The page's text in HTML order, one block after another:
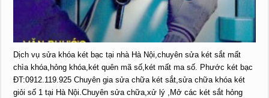
Dịch vụ sửa khóa két bạc tại nhà Hà Nội,chuyên sửa két sắt mất
chìa khóa,hỏng khóa,két quên mã số,két mất ma số. Phước két bạc
ĐT:0912.119.925 Chuyên gia sửa chữa két sắt,sửa chữa khóa két
giỏi số 1 tại Hà Nội.Chuyên sửa chữa,xử lý ,Mở các két sắt hỏng